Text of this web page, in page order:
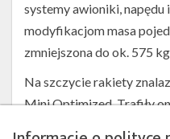
systemy awioniki, napędu
modyfikacjom masa
zmniejszona do ok. 575
Na szczycie rakiety
Mini Optimized. Trafiły